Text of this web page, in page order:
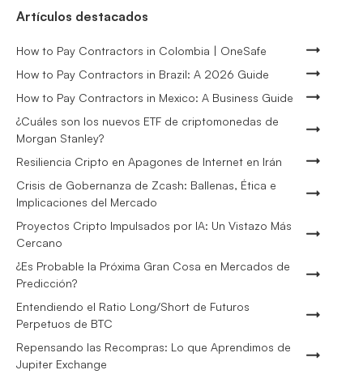
Artículos destacados
How to Pay Contractors in Colombia | OneSafe
How to Pay Contractors in Brazil: A 2026 Guide
How to Pay Contractors in Mexico: A Business Guide
¿Cuáles son los nuevos ETF de criptomonedas de
Morgan Stanley?
Resiliencia Cripto en Apagones de Internet en Irán
Crisis de Gobernanza de Zcash: Ballenas, Ética e
Implicaciones del Mercado
Proyectos Cripto Impulsados por IA: Un Vistazo Más
Cercano
¿Es Probable la Próxima Gran Cosa en Mercados de
Predicción?
Entendiendo el Ratio Long/Short de Futuros
Perpetuos de BTC
Repensando las Recompras: Lo que Aprendimos de
Jupiter Exchange